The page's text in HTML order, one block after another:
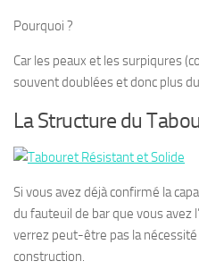
Pourquoi ?
Car les peaux et les surpiqures
souvent doublées et donc plus
La Structure du
Si vous avez déjà confirmé la
du fauteuil de barque vous avez
verrez peut-être pas la
construction.